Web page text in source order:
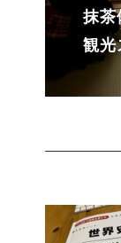
抹茶
観